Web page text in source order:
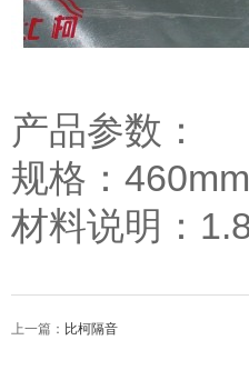
产品参数：
规格：
材料说明：
上一篇： 比柯隔音